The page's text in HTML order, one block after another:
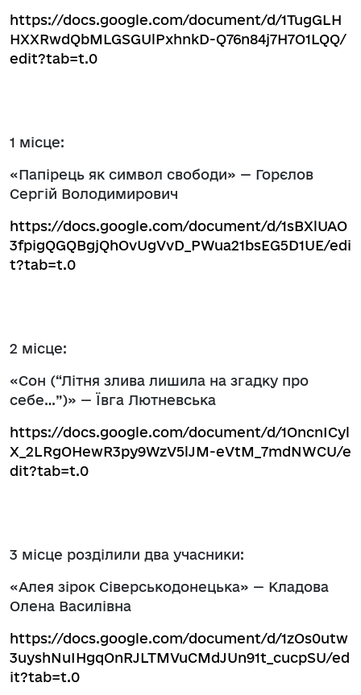
https://docs.google.com/document/d/1TugGLH
HXXRwdQbMLGSGUlPxhnkD-Q76n84j7H7O1LQQ/
edit?tab=t.0
1 місце:
«Папірець як символ свободи» — Горєлов
Сергій Володимирович
https://docs.google.com/document/d/1sBXlUAO
3fpigQGQBgjQhOvUgVvD_PWua21bsEG5D1UE/edi
t?tab=t.0
2 місце:
«Сон (“Літня злива лишила на згадку про
себе…”)» — Ївга Лютневська
https://docs.google.com/document/d/1OncnICyl
X_2LRgOHewR3py9WzV5lJM-eVtM_7mdNWCU/e
dit?tab=t.0
3 місце розділили два учасники:
«Алея зірок Сіверськодонецька» — Кладова
Олена Василівна
https://docs.google.com/document/d/1zOs0utw
3uyshNuIHgqOnRJLTMVuCMdJUn91t_cucpSU/ed
it?tab=t.0